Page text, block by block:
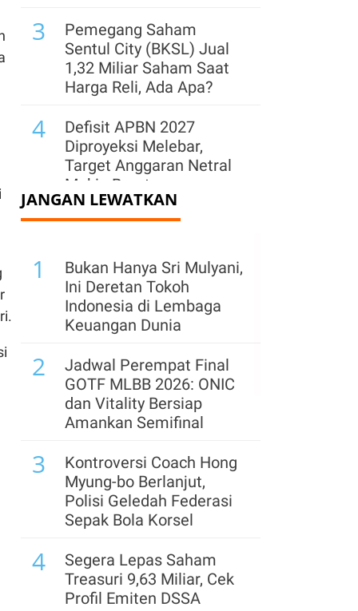
3
Pemegang Saham
Sentul City (BKSL) Jual
1,32 Miliar Saham Saat
Harga Reli, Ada Apa?
4
Defisit APBN 2027
Diproyeksi Melebar,
Target Anggaran Netral
Makin Berat
5
TOWR Resmi
LQ45, Cermati
Rekomendasi Analis
Siap-Siap! Rumah
Kontrakan & Sewa
Properti Akan Kena
Pajak Mulai Tahun 2027
Astrindo Nusantara
Paruh Kedua
Suku Bunga The Fed
Seharusnya Sudah Naik,
Ini Beri Alasannya
Daftar Saham PER
JANGAN LEWATKAN
1
Bukan Hanya Sri Mulyani,
Ini Deretan Tokoh
Indonesia di Lembaga
Keuangan Dunia
2
Jadwal Perempat Final
GOTF MLBB 2026: ONIC
dan Vitality Bersiap
Amankan Semifinal
3
Kontroversi Coach Hong
Myung-bo Berlanjut,
Polisi Geledah Federasi
Sepak Bola Korsel
4
Segera Lepas Saham
Treasuri 9,63 Miliar, Cek
Profil Emiten DSSA